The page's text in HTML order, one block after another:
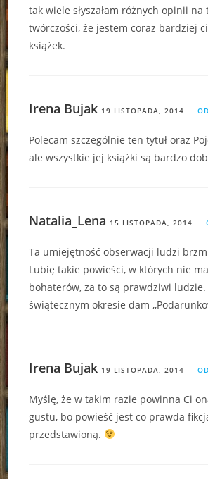
tak wiele słyszałam różnych opinii na
twórczości, że jestem coraz bardziej
książek.
Irena Bujak 19 LISTOPADA, 2014
Polecam szczególnie ten tytuł oraz
ale wszystkie jej książki są bardzo
Natalia_Lena 15 LISTOPADA, 2014
Ta umiejętność obserwacji ludzi
Lubię takie powieści, w których nie
bohaterów, za to są prawdziwi
świątecznym okresie dam
Irena Bujak 19 LISTOPADA, 2014
Myślę, że w takim razie powinna Ci
gustu, bo powieść jest co prawda
przedstawioną.